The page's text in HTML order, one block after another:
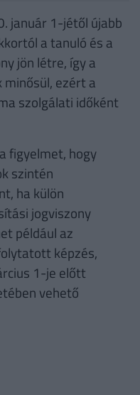
január 1-jétől újabb
a tanuló és a
jön létre, így a
ezért a
szolgálati időként
figyelmet, hogy
szintén
ha külön
jogviszony
például az
képzés,
1-je előtt
vehető